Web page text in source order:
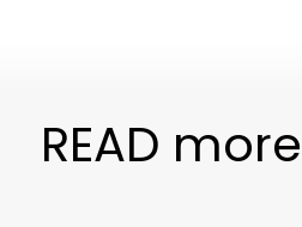
READ